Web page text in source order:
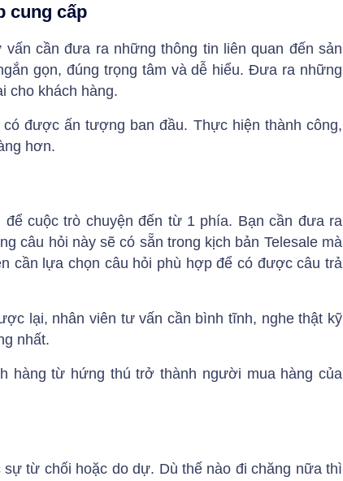
cung cấp
cần đưa ra những thông tin liên quan đến sản
gọn, đúng trọng tâm và dễ hiểu. Đưa ra những
cho khách hàng.
được ấn tượng ban đầu. Thực hiện thành công,
hơn.
cuộc trò chuyện đến từ 1 phía. Bạn cần đưa ra
câu hỏi này sẽ có sẵn trong kịch bản Telesale mà
cần lựa chọn câu hỏi phù hợp để có được câu trả
lại, nhân viên tư vấn cần bình tĩnh, nghe thật kỹ
nhất.
hàng từ hứng thú trở thành người mua hàng của
từ chối hoặc do dự. Dù thế nào đi chăng nữa thì